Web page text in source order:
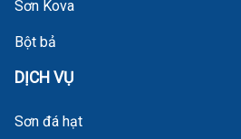
Sơn Kova
Bột bả
DỊCH VỤ
Sơn đá hạt